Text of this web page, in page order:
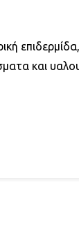
και